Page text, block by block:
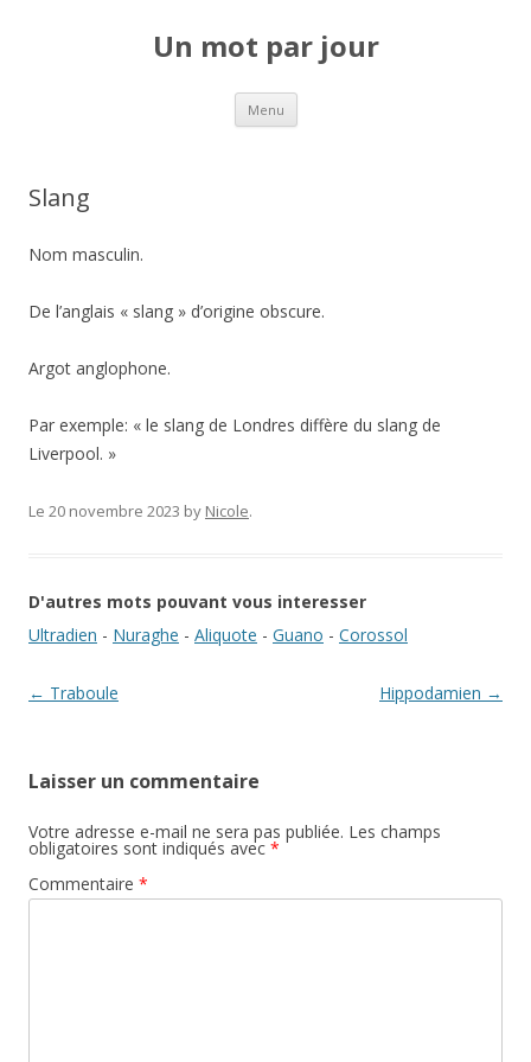
Un mot par jour
Menu Aller au contenu principal
Slang
Nom masculin.
De l’anglais « slang » d’origine obscure.
Argot anglophone.
Par exemple: « le slang de Londres diffère du slang de
Liverpool. »
Le 20 novembre 2023 by Nicole.
D'autres mots pouvant vous interesser
Ultradien - Nuraghe - Aliquote - Guano - Corossol
Navigation des articles
← Traboule Hippodamien →
Laisser un commentaire
Votre adresse e-mail ne sera pas publiée. Les champs
obligatoires sont indiqués avec *
Commentaire *